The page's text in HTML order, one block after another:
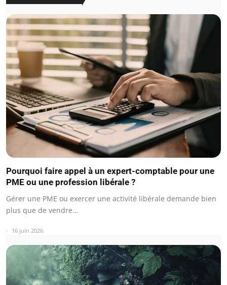
Pourquoi faire appel à un expert-comptable pour une
PME ou une profession libérale ?
Gérer une PME ou exercer une activité libérale demande bien
plus que de vendre…
16 juin 2026